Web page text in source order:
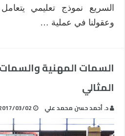
السريع نموذج تعليمي
وعقولنا في عملية …
السمات المهنية
المثالي
د. أحمد حسن محمد علي 03/02